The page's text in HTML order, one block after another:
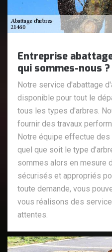
Entreprise
qui sommes-nous ?
Notre service d'abattage
disponible pour tout le
tous les types d'arbres.
fournir des travaux
Notre équipe effectue
quel que soit le type
sommes alors en mesure
sécurisés et appropriés
toute demande, vous
vous réalisons des
attentes.